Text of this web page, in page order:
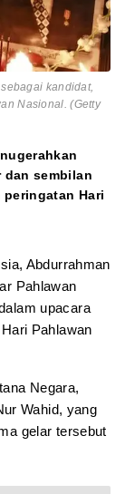
kandidat,
Nasional. (Getty
dan sembilan
Hari
Abdurrahman
Pahlawan
upacara
Pahlawan
Negara,
Wahid, yang
gelar tersebut